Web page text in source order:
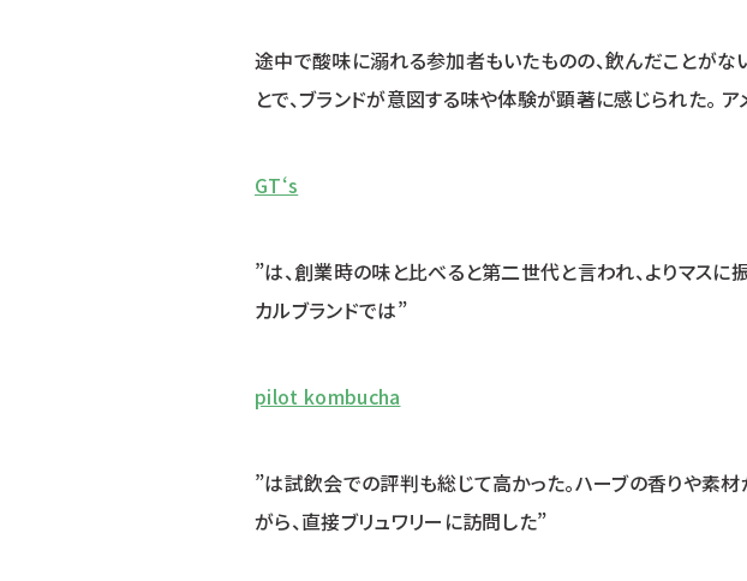
途中で酸味に溺れる参加者もいたものの、飲んだことが
とで、ブランドが意図する味や体験が顕著に感じられた。
GT‘s
”は、創業時の味と比べると第二世代と言われ、よりマスに
カルブランドでは”
pilot kombucha
”は試飲会での評判も総じて高かった。ハーブの香りや素
がら、直接ブリュワリーに訪問した”